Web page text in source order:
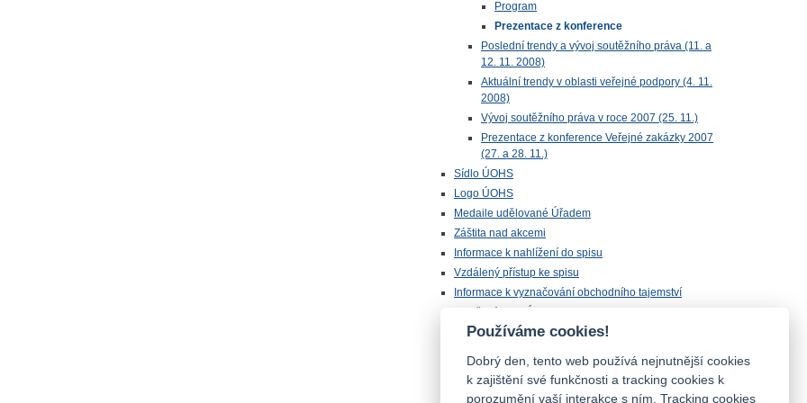
Program
Prezentace z konference
Poslední trendy a vývoj soutěžního práva (11. a
12. 11. 2008)
Aktuální trendy v oblasti veřejné podpory (4. 11.
2008)
Vývoj soutěžního práva v roce 2007 (25. 11.)
Prezentace z konference Veřejné zakázky 2007
(27. a 28. 11.)
Sídlo ÚOHS
Logo ÚOHS
Medaile udělované Úřadem
Záštita nad akcemi
Informace k nahlížení do spisu
Vzdálený přístup ke spisu
Informace k vyznačování obchodního tajemství
Úřednická zkouška
Majetek ÚOHS nabízený k odprodeji
Používáme cookies!
Dobrý den, tento web používá nejnutnější cookies
k zajištění své funkčnosti a tracking cookies k
porozumění vaší interakce s ním. Tracking cookies